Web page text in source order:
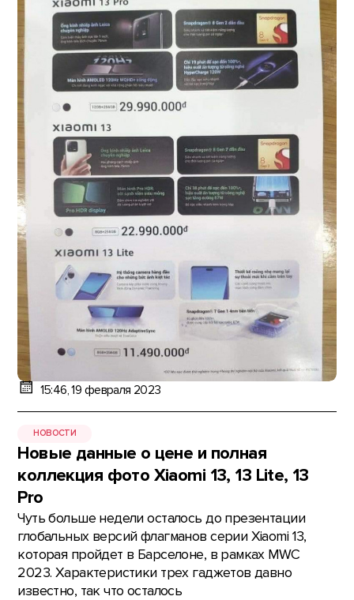
15:46, 19 февраля 2023
НОВОСТИ
Новые данные о цене и полная
коллекция фото Xiaomi 13, 13 Lite, 13
Pro
Чуть больше недели осталось до презентации
глобальных версий флагманов серии Xiaomi 13,
которая пройдет в Барселоне, в рамках MWC
2023. Характеристики трех гаджетов давно
известно, так что осталось